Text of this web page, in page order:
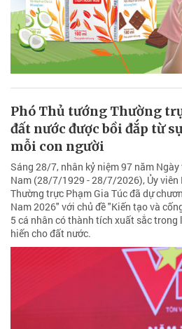
Phó Thủ tướng Thường
đất nước được bồi đắp từ
mỗi con người
Sáng 28/7, nhân kỷ niệm 97 năm
Nam (28/7/1929 - 28/7/2026), Ủy viên
Thường trực Phạm Gia Túc đã dự
Nam 2026" với chủ đề "Kiến tạo và
5 cá nhân có thành tích xuất sắc trong
hiến cho đất nước.